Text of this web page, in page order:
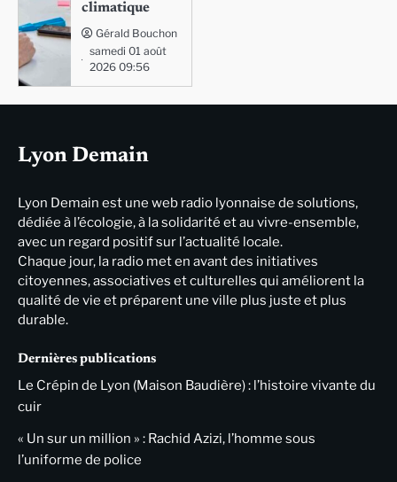
climatique
Gérald Bouchon
samedi 01 août
2026 09:56
Lyon Demain
Lyon Demain est une web radio lyonnaise de solutions,
dédiée à l’écologie, à la solidarité et au vivre-ensemble,
avec un regard positif sur l’actualité locale.
Chaque jour, la radio met en avant des initiatives
citoyennes, associatives et culturelles qui améliorent la
qualité de vie et préparent une ville plus juste et plus
durable.
Dernières publications
Le Crépin de Lyon (Maison Baudière) : l’histoire vivante du
cuir
« Un sur un million » : Rachid Azizi, l’homme sous
l’uniforme de police